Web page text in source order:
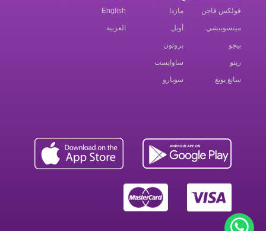
فولكس فاجن مازدا
ميتسوبيشي أوبل
بيجو بروتون
رينو ساوايست
سانغ يونغ سوبارو
English
العربية